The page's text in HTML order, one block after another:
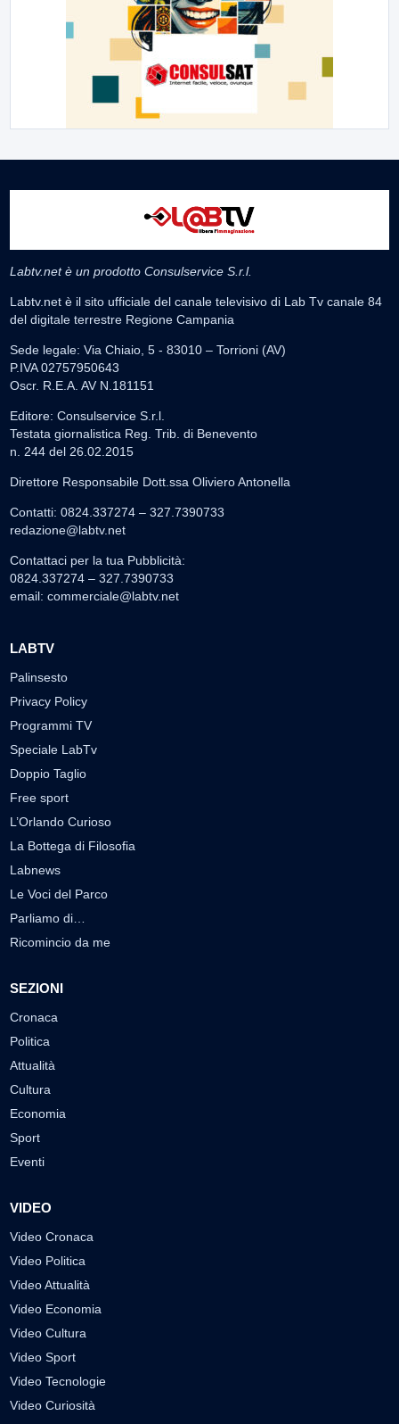
Labtv.net è un prodotto Consulservice S.r.l.
Labtv.net è il sito ufficiale del canale televisivo di Lab Tv canale 84
del digitale terrestre Regione Campania
Sede legale: Via Chiaio, 5 - 83010 – Torrioni (AV)
P.IVA 02757950643
Oscr. R.E.A. AV N.181151
Editore: Consulservice S.r.l.
Testata giornalistica Reg. Trib. di Benevento
n. 244 del 26.02.2015
Direttore Responsabile Dott.ssa Oliviero Antonella
Contatti: 0824.337274 – 327.7390733
redazione@labtv.net
Contattaci per la tua Pubblicità:
0824.337274 – 327.7390733
email: commerciale@labtv.net
LABTV
Palinsesto
Privacy Policy
Programmi TV
Speciale LabTv
Doppio Taglio
Free sport
L’Orlando Curioso
La Bottega di Filosofia
Labnews
Le Voci del Parco
Parliamo di…
Ricomincio da me
SEZIONI
Cronaca
Politica
Attualità
Cultura
Economia
Sport
Eventi
VIDEO
Video Cronaca
Video Politica
Video Attualità
Video Economia
Video Cultura
Video Sport
Video Tecnologie
Video Curiosità